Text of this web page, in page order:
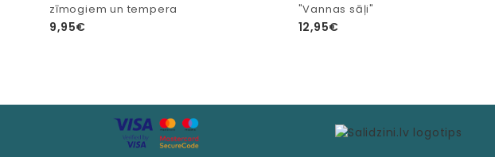
zīmogiem un tempera
9,95€
"Vannas sāļi"
12,95€